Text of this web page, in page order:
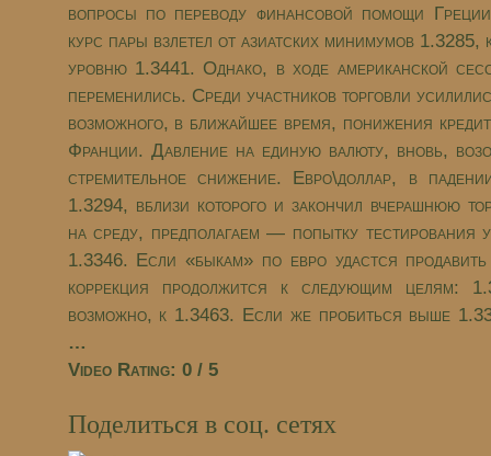
вопросы по переводу финансовой помощи
курс пары взлетел от азиатских минимумов
уровню 1.3441. Однако, в ходе американской
переменились. Среди участников торговли
возможного, в ближайшее время, понижения
Франции. Давление на единую валюту, вновь,
стремительное снижение. Евро\доллар, в
1.3294, вблизи которого и закончил вчерашнюю
на среду, предполагаем — попытку тестирования
1.3346. Если «быкам» по евро удастся
коррекция продолжится к следующим целям:
возможно, к 1.3463. Если же пробиться выше
…
Video Rating: 0 / 5
Поделиться в соц. сетях